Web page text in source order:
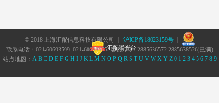
© 2018 上海汇配信息科技有限公司 ｜ 沪ICP备18023159号｜
汇配曝光台
联系电话：021-60693599 021-60693555 | 客服QQ：2885636572 2885638526(已满)
站点地图： A B C D E F G H I J K L M N O P Q R S T U V W X Y Z 0 1 2 3 4 5 6 7 8 9